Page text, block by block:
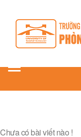
Toggle
Chưa có bài viết nào !